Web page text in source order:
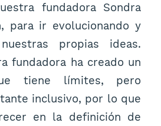
fundadora Sondra
para ir evolucionando y
propias ideas.
fundadora ha creado un
tiene límites, pero
inclusivo, por lo que
en la definición de